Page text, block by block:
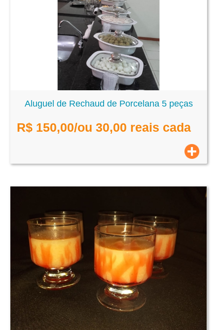
Aluguel de Rechaud de Porcelana 5 peças
R$ 150,00/ou 30,00 reais cada